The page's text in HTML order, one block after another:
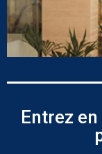
Entrez